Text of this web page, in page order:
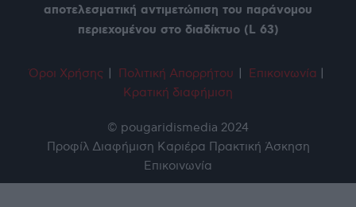
αποτελεσματική αντιμετώπιση του παράνομου
περιεχομένου στο διαδίκτυο (L 63)
Όροι Χρήσης Πολιτική Απορρήτου Επικοινωνία
Κρατική διαφήμιση
© pougaridismedia 2024
Προφίλ Διαφήμιση Καριέρα Πρακτική Άσκηση
Επικοινωνία